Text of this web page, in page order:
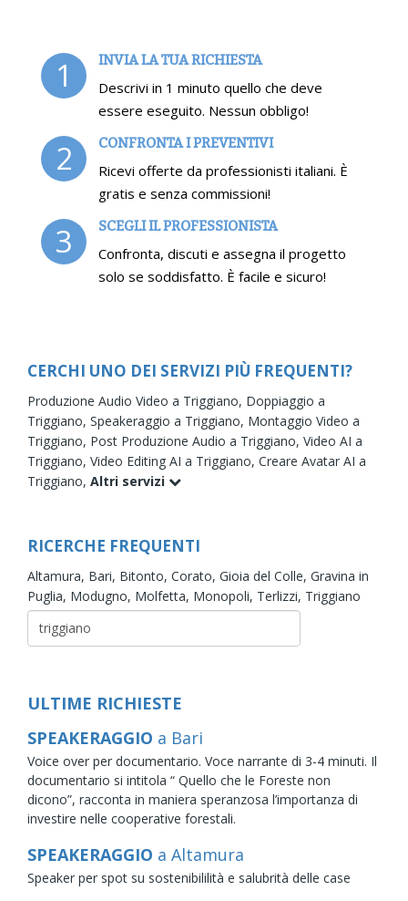
1 INVIA LA TUA RICHIESTA
Descrivi in 1 minuto quello che deve
essere eseguito. Nessun obbligo!
2 CONFRONTA I PREVENTIVI
Ricevi offerte da professionisti italiani. È
gratis e senza commissioni!
3 SCEGLI IL PROFESSIONISTA
Confronta, discuti e assegna il progetto
solo se soddisfatto. È facile e sicuro!
CERCHI UNO DEI SERVIZI PIÙ FREQUENTI?
Produzione Audio Video a Triggiano, Doppiaggio a
Triggiano, Speakeraggio a Triggiano, Montaggio Video a
Triggiano, Post Produzione Audio a Triggiano, Video AI a
Triggiano, Video Editing AI a Triggiano, Creare Avatar AI a
Triggiano, Altri servizi
RICERCHE FREQUENTI
Altamura, Bari, Bitonto, Corato, Gioia del Colle, Gravina in
Puglia, Modugno, Molfetta, Monopoli, Terlizzi, Triggiano
ULTIME RICHIESTE
SPEAKERAGGIO a Bari
Voice over per documentario. Voce narrante di 3-4 minuti. Il
documentario si intitola “ Quello che le Foreste non
dicono”, racconta in maniera speranzosa l’importanza di
investire nelle cooperative forestali.
SPEAKERAGGIO a Altamura
Speaker per spot su sostenibililità e salubrità delle case